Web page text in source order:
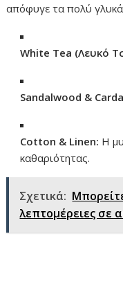
απόφυγε τα πολύ γλυκά
White Tea (Λευκό
Sandalwood &
Cotton & Linen: Η
καθαριότητας.
Σχετικά:
λεπτομέρειες σε